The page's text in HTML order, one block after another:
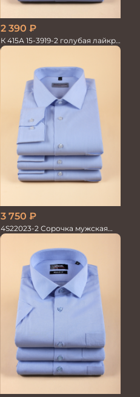
2 390 ₽
К 415А 15-3919-2 голубая лайкра
Сорочка мужская
3 750 ₽
4S22023-2 Сорочка мужская
голубая